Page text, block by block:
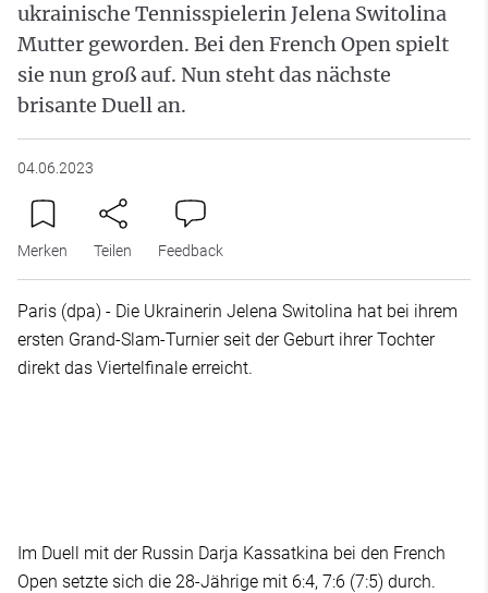
ukrainische Tennisspielerin Jelena Switolina
Mutter geworden. Bei den French Open spielt
sie nun groß auf. Nun steht das nächste
brisante Duell an.
04.06.2023
Merken Teilen Feedback
Paris (dpa) - Die Ukrainerin Jelena Switolina hat bei ihrem
ersten Grand-Slam-Turnier seit der Geburt ihrer Tochter
direkt das Viertelfinale erreicht.
Im Duell mit der Russin Darja Kassatkina bei den French
Open setzte sich die 28-Jährige mit 6:4, 7:6 (7:5) durch.